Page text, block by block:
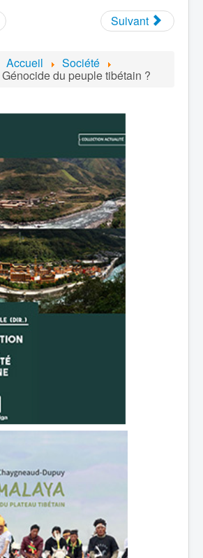
Suivant
Accueil Société
Génocide du peuple tibétain ?